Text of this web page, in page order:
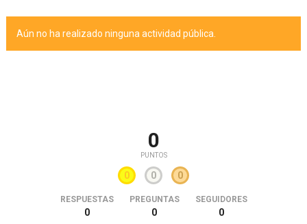
Aún no ha realizado ninguna actividad pública.
0
PUNTOS
0 0 0
RESPUESTAS
0
PREGUNTAS
0
SEGUIDORES
0